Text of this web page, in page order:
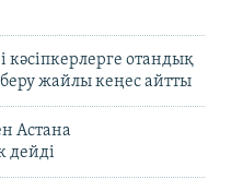
кәсіпкерлерге отандық
жайлы кеңес айтты
Астана
дейді